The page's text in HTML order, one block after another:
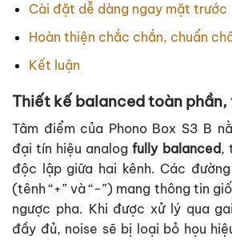
Cài đặt dễ dàng ngay mặt trước
Hoàn thiện chắc chắn, chuẩn
Kết luận
Thiết kế balanced toàn phần,
Tâm điểm của Phono Box S3 B
đại tín hiệu analogfully balanced,
độc lập giữa hai kênh. Các
(tênh “+” và “-”) mang thông tin
ngược pha. Khi được xử lý qua
đầy đủ, noise sẽ bị loại bỏ họu